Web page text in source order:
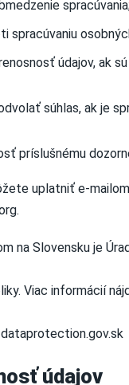
spracúvaniu
údajov, ak
súhlas, ak je
príslušnému
uplatniť e-
.
na Slovensku je
Viac informácií
údajov